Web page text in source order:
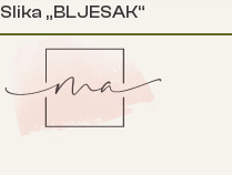
Slika „BLJESAK“